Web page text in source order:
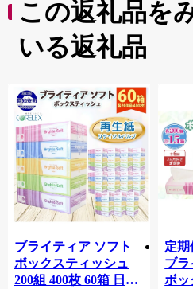
この返礼品を
いる返礼品
ブライティア ソフト
ボックスティッシュ
200組 400枚 60箱 日本
定期
ブラ
ボッ